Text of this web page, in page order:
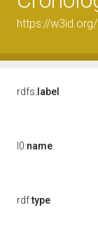
https://
rdfs: label
l0:name
rdf:type